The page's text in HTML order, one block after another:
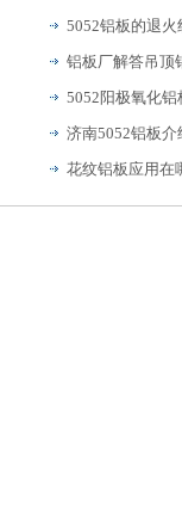
5052铝板的退火
铝板厂解答吊顶
5052阳极氧化铝
济南5052铝板介
花纹铝板应用在